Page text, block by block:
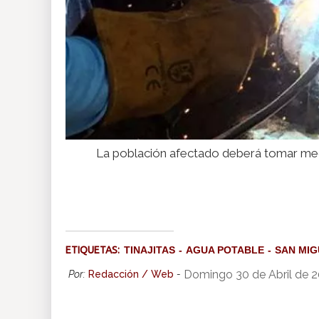
La población afectado deberá tomar
ETIQUETAS: TINAJITAS AGUA POTABLE SAN
Por: Redacción / Web - Domingo 30 de Abril de